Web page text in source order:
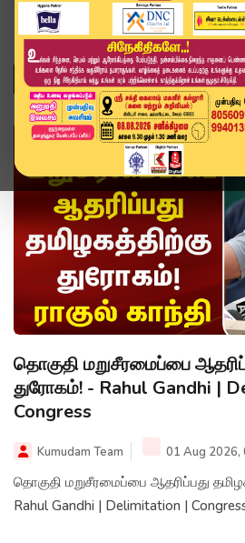
RAHULGANDHI
வீடியோ ஸ்டோரி
தொகுதி மறுசீரமைப்பை
துரோகம்! - Rahul Gandhi |
Congress
Kumudam Team 01 Aug 2026,
தொகுதி மறுசீரமைப்பை ஆதரிப்பது
Rahul Gandhi | Delimitation |